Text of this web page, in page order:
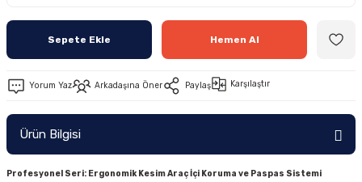
Sepete Ekle Hemen Al
Yorum Yaz Arkadaşına Öner Paylaş Karşılaştır
Ürün Bilgisi
Profesyonel Seri: Ergonomik Kesim Araç İçi Koruma ve Paspas Sistemi